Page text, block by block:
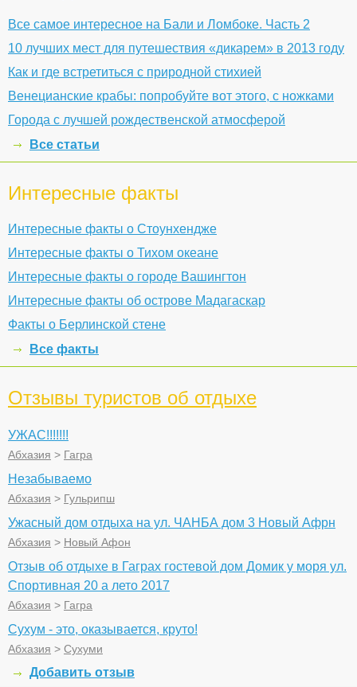
Все самое интересное на Бали и Ломбоке. Часть 2
10 лучших мест для путешествия «дикарем» в 2013 году
Как и где встретиться с природной стихией
Венецианские крабы: попробуйте вот этого, с ножками
Города с лучшей рождественской атмосферой
Все статьи
Интересные факты
Интересные факты о Стоунхендже
Интересные факты о Тихом океане
Интересные факты о городе Вашингтон
Интересные факты об острове Мадагаскар
Факты о Берлинской стене
Все факты
Отзывы туристов об отдыхе
УЖАС!!!!!!!
Абхазия > Гагра
Незабываемо
Абхазия > Гульрипш
Ужасный дом отдыха на ул. ЧАНБА дом 3 Новый Афрн
Абхазия > Новый Афон
Отзыв об отдыхе в Гаграх гостевой дом Домик у моря ул.
Спортивная 20 а лето 2017
Абхазия > Гагра
Сухум - это, оказывается, круто!
Абхазия > Сухуми
Добавить отзыв